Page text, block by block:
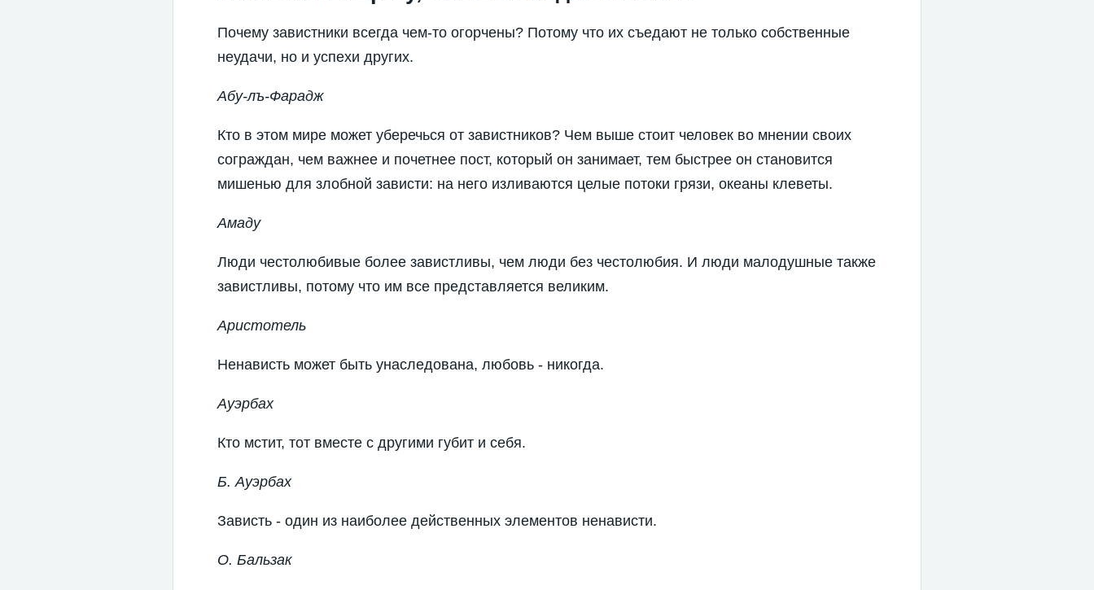
Почему завистники всегда чем-то огорчены? Потому что их съедают не только собственные
неудачи, но и успехи других.
Абу-лъ-Фарадж
Кто в этом мире может уберечься от завистников? Чем выше стоит человек во мнении своих
сограждан, чем важнее и почетнее пост, который он занимает, тем быстрее он становится
мишенью для злобной зависти: на него изливаются целые потоки грязи, океаны кле­веты.
Амаду
Люди честолюбивые более завистливы, чем люди без честолюбия. И люди малодушные также
завистливы, потому что им все представляется великим.
Аристотель
Ненависть может быть унаследована, любовь - ни­когда.
Ауэрбах
Кто мстит, тот вместе с другими губит и себя.
Б. Ауэрбах
Зависть - один из наиболее действенных элементов ненависти.
О. Бальзак